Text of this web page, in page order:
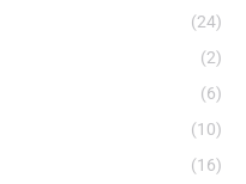
(24)
(2)
(6)
(10)
(16)